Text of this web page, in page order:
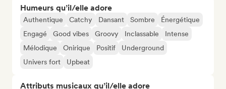
Humeurs qu’il/elle adore
Authentique Catchy Dansant Sombre
Énergétique
Engagé
Good vibes Groovy Inclassable
Intense
Mélodique
Onirique Positif
Underground
Univers fort
Upbeat
Attributs musicaux qu’il/elle adore